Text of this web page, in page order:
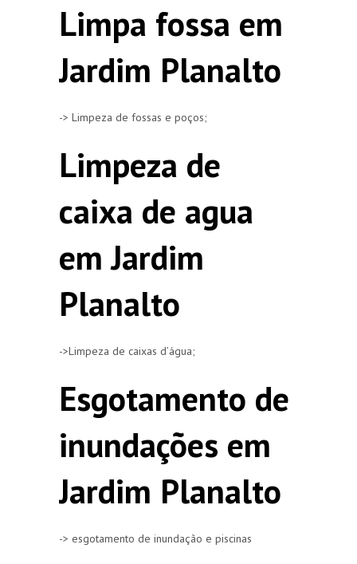
Limpa fossa em
Jardim Planalto
-> Limpeza de fossas e poços;
Limpeza de
caixa de agua
em Jardim
Planalto
->Limpeza de caixas d’água;
Esgotamento de
inundações em
Jardim Planalto
-> esgotamento de inundação e piscinas